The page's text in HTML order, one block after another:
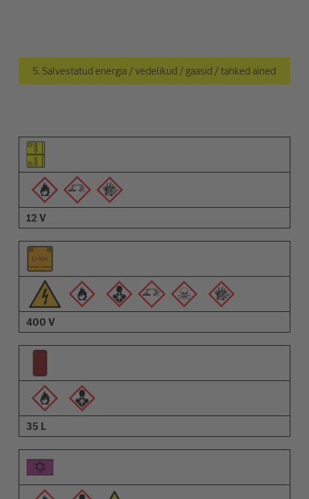
5. Salvestatud energia / vedelikud / gaasid / tahked ained
Osa pilt
Hoiatuste pilt
Kirjeldus
12 V
400 V
35 L